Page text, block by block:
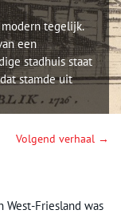
tegelijk.
een
stadhuis staat
stamde uit
Volgend verhaal →
Friesland was